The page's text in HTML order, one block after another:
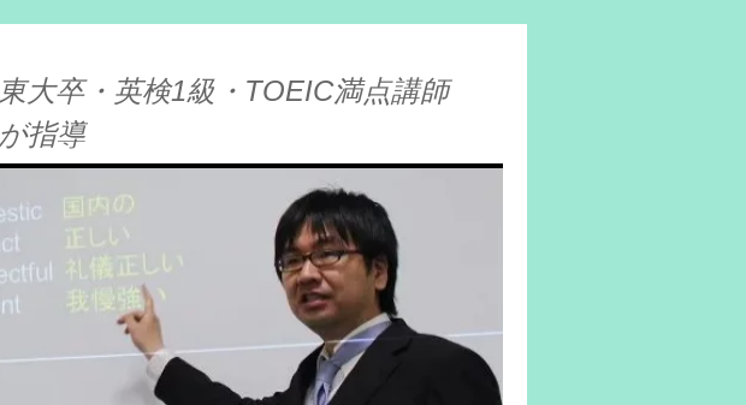
東大卒・英検1級・TOEIC満点講師
が指導